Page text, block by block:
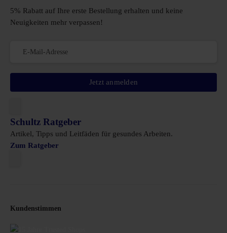
5% Rabatt auf Ihre erste Bestellung erhalten und keine
Neuigkeiten mehr verpassen!
Jetzt anmelden
Schultz Ratgeber
Artikel, Tipps und Leitfäden für gesundes Arbeiten.
Zum Ratgeber
Kundenstimmen